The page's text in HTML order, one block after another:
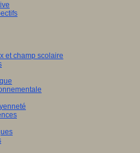
et champ scolaire